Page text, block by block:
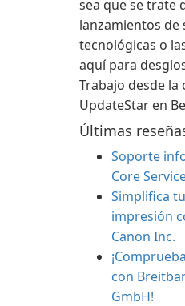
sea que se trate
lanzamientos de
tecnológicas o
aquí para
Trabajo desde
UpdateStar en
Últimas
Soporte
Core
Simplifica
impresión
Canon Inc.
con
GmbH!